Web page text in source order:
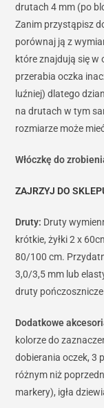
drutach 4 mm (po
Zanim przystąpisz
porównaj ją z
które znajdują się w
przerabia oczka
luźniej) dlatego
na drutach w tym
rozmiarze może
Włóczkę do
ZAJRZYJ DO
Druty: Druty
krótkie, żyłki 2 x
80/100 cm.
3,0/3,5 mm lub
druty
Dodatkowe
kolorze do
dobierania oczek, 3
różnym niż
markery), igła